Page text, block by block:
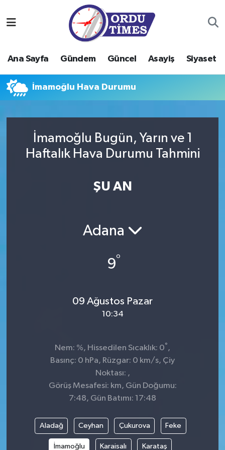
Ana Sayfa Gündem Güncel Asayiş Siyaset
İmamoğlu Hava Durumu
İmamoğlu Bugün, Yarın ve 1
Haftalık Hava Durumu Tahmini
ŞU AN
Adana
9°
09 Ağustos Pazar
10:34
Nem: %, Hissedilen Sıcaklık: 0° ,
Basınç: 0 hPa, Rüzgar: 0 km/s, Çiy
Noktası: ,
Görüş Mesafesi: km, Gün Doğumu:
7:48, Gün Batımı: 17:48
Aladağ Ceyhan Çukurova Feke
İmamoğlu Karaisalı Karataş
Gündem
Güncel
Siyaset
Ordu Nöbetçi Eczaneler
Ordu Hava Durumu
Ordu Namaz Vakitleri
Süper Lig Puan Durumu ve Fikstür
Son Dakika Haberleri